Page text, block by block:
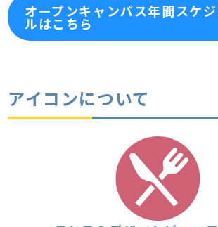
オープンキャンパス年間スケジ
ルはこちら
アイコンについて